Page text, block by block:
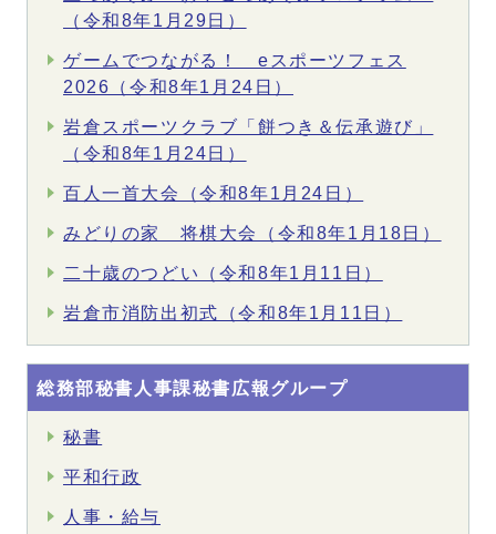
（令和8年1月29日）
ゲームでつながる！ eスポーツフェス
2026（令和8年1月24日）
岩倉スポーツクラブ「餅つき＆伝承遊び」
（令和8年1月24日）
百人一首大会（令和8年1月24日）
みどりの家 将棋大会（令和8年1月18日）
二十歳のつどい（令和8年1月11日）
岩倉市消防出初式（令和8年1月11日）
総務部秘書人事課秘書広報グループ
秘書
平和行政
人事・給与